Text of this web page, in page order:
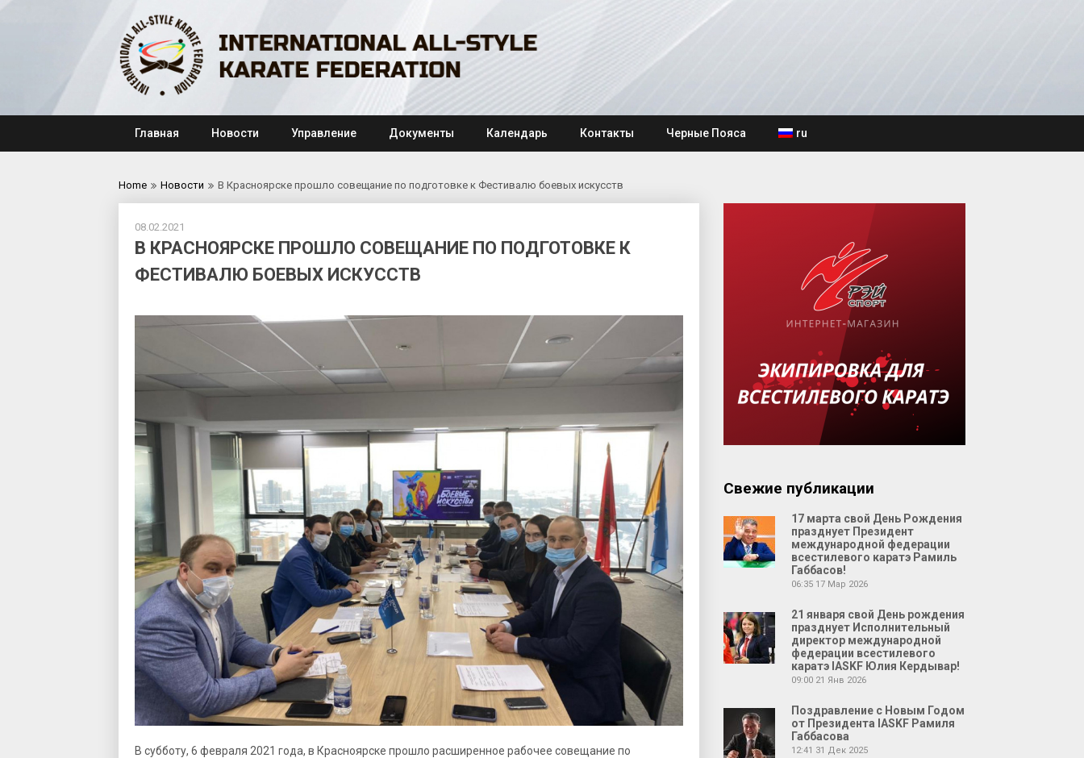
Главная Новости Управление Документы Календарь Контакты Черные Пояса ru
Home Новости В Красноярске прошло совещание по подготовке к Фестивалю боевых искусств
08.02.2021
В КРАСНОЯРСКЕ ПРОШЛО СОВЕЩАНИЕ ПО ПОДГОТОВКЕ К
ФЕСТИВАЛЮ БОЕВЫХ ИСКУССТВ
В субботу, 6 февраля 2021 года, в Красноярске прошло расширенное рабочее совещание по
Свежие публикации
17 марта свой День Рождения
празднует Президент
международной федерации
всестилевого каратэ Рамиль
Габбасов!
06:35 17 Мар 2026
21 января свой День рождения
празднует Исполнительный
директор международной
федерации всестилевого
каратэ IASKF Юлия Кердывар!
09:00 21 Янв 2026
Поздравление с Новым Годом
от Президента IASKF Рамиля
Габбасова
12:41 31 Дек 2025